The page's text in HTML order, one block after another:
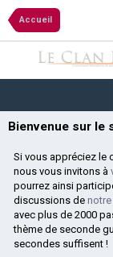
Accueil
Bienvenue sur le
Si vous appréciez le
nous vous invitons à
pourrez ainsi
discussions de
avec plus de 2000
thème de seconde
secondes suffisent !